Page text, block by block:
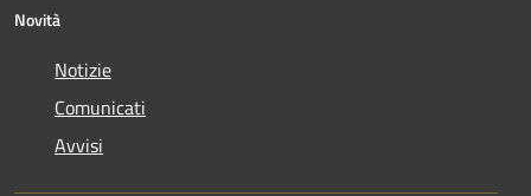
Novità
Notizie
Comunicati
Avvisi